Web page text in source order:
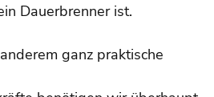
Dauerbrenner ist.
ganz praktische